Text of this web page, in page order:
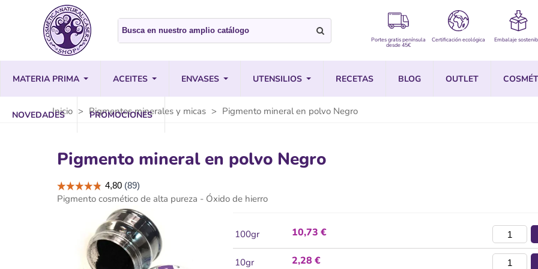
Portes gratis península
desde 45€
Certificación ecológica Embalaje
MATERIA PRIMA ACEITES ENVASES UTENSILIOS RECETAS BLOG OUTLET
NOVEDADES PROMOCIONES
Inicio > Pigmentos minerales y micas > Pigmento mineral en polvo Negro
Pigmento mineral en polvo Negro
Pigmento cosmético de alta pureza - Óxido de hierro
100gr 10,73 €
10gr 2,28 €